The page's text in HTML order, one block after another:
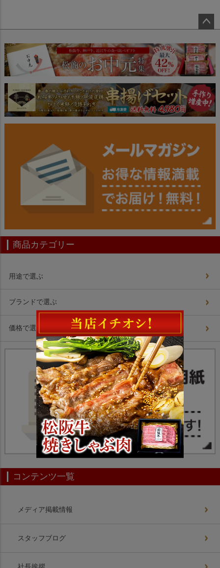
ジト
ップ
へ
商品カテゴリー
用途で選ぶ
ブランドで選ぶ
価格で選ぶ
コンテンツ一覧
メディア掲載情報
スタッフブログ